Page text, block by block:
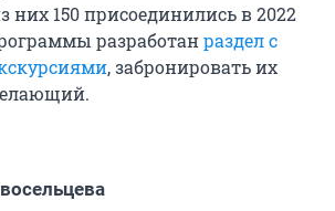
них 150 присоединились в 2022
разработанраздел с
, забронировать их